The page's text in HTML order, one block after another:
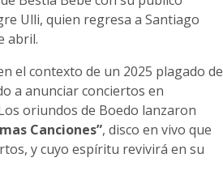
Ulli, quien regresa a Santiago
abril.
el contexto de un 2025 plagado de
a anunciar conciertos en
oriundos de Boedo lanzaron
Canciones”, disco en vivo que
y cuyo espíritu revivirá en su